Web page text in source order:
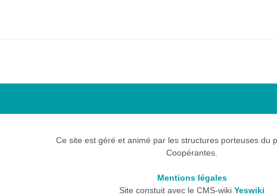
Ce site est géré et animé par les structures porteuses du
Coopérantes.
Mentions légales
Site constuit avec le CMS-wikiYeswiki